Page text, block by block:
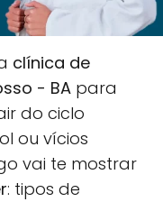
clínica de
- BA para
do ciclo
ou vícios
vai te mostrar
: tipos de